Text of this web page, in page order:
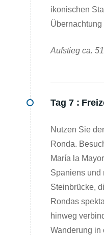
ikonischen
Übernachtung
Aufstieg ca.
Tag 7 :
Nutzen Sie
Ronda.
María la
Spaniens und
Steinbrücke,
Rondas
hinweg
Wanderung in